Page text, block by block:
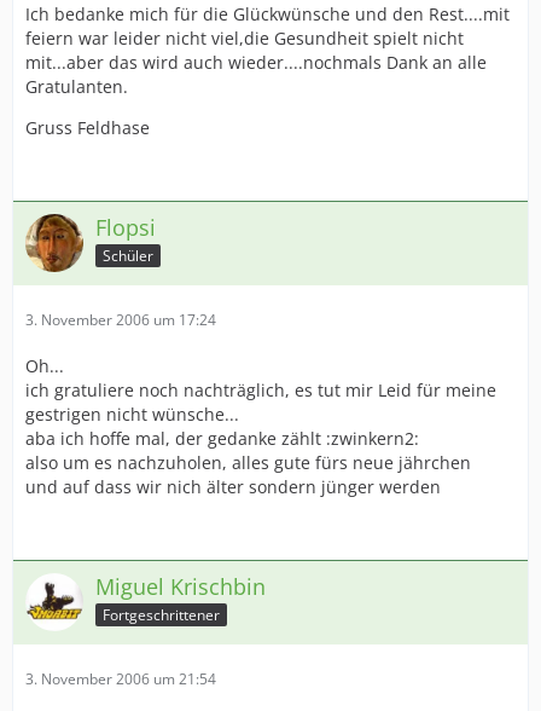
Ich bedanke mich für die Glückwünsche und den Rest....mit
feiern war leider nicht viel,die Gesundheit spielt nicht
mit...aber das wird auch wieder....nochmals Dank an alle
Gratulanten.
Gruss Feldhase
Flopsi
Schüler
3. November 2006 um 17:24
Oh...
ich gratuliere noch nachträglich, es tut mir Leid für meine
gestrigen nicht wünsche...
aba ich hoffe mal, der gedanke zählt :zwinkern2:
also um es nachzuholen, alles gute fürs neue jährchen
und auf dass wir nich älter sondern jünger werden
Miguel Krischbin
Fortgeschrittener
3. November 2006 um 21:54